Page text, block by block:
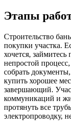
Этапы
Строительство
покупки участка.
хочется,
непростой
собрать
купить хорошее
завершающий.
коммуникаций и
протянуть все
электропроводку,